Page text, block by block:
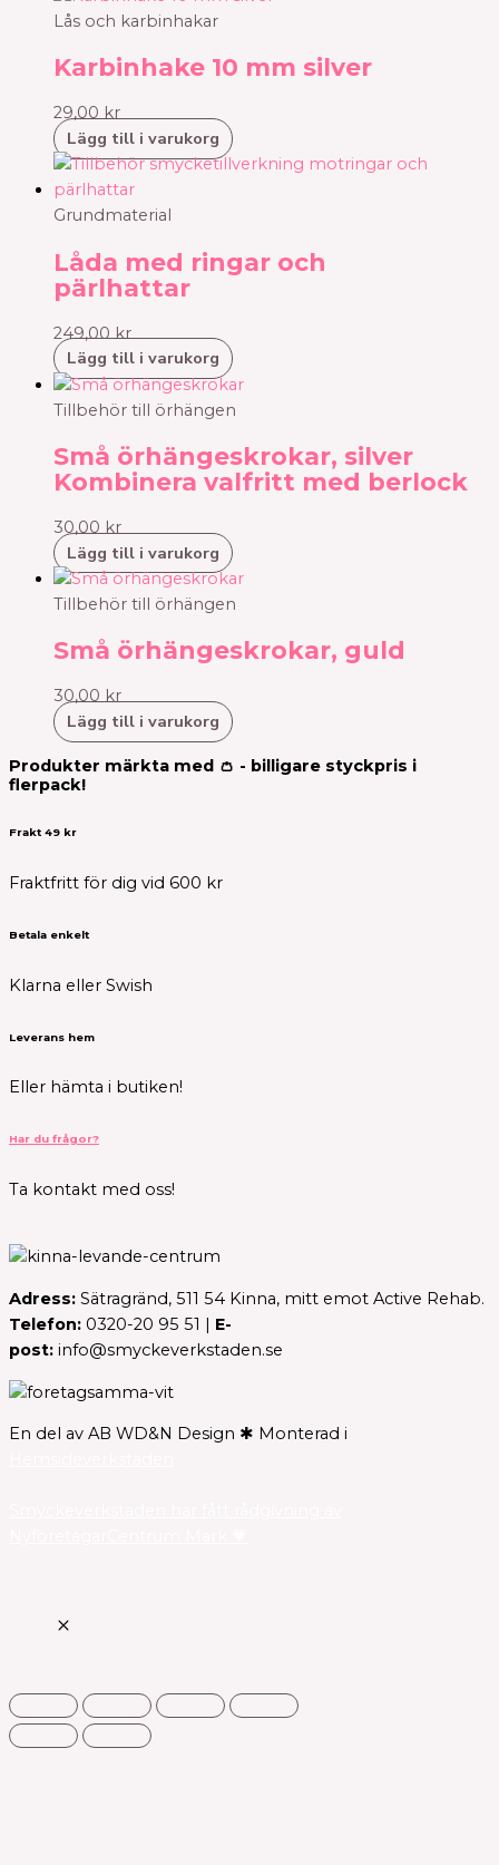
Lås och karbinhakar
Karbinhake 10 mm silver
29,00 kr
Lägg till i varukorg
Grundmaterial
Låda med ringar och
pärlhattar
249,00kr
Lägg till i varukorg
Tillbehör till örhängen
Små örhängeskrokar, silver
Kombinera valfritt med berlock
30,00 kr
Lägg till i varukorg
Tillbehör till örhängen
Små örhängeskrokar, guld
30,00 kr
Lägg till i varukorg
Produkter märkta med 👛 - billigare styckpris i
flerpack!
Frakt 49 kr
Fraktfritt för dig vid 600 kr
Betala enkelt
Klarna eller Swish
Leverans hem
Eller hämta i butiken!
Har du frågor?
Ta kontakt med oss!
Adress: Sätragränd, 511 54 Kinna, mitt emot Active Rehab.
Telefon: 0320-20 95 51 | E-
post: info@smyckeverkstaden.se
En del av AB WD&N Design ✱ Monterad i